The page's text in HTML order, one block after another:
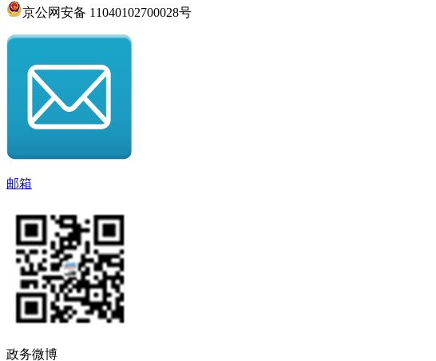
京公网安备 11040102700028号
邮箱
政务微博